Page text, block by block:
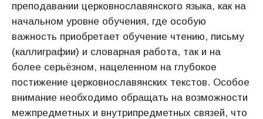
преподавании церковнославянского языка, как на
начальном уровне обучения, где особую
важность приобретает обучение чтению, письму
(каллиграфии) и словарная работа, так и на
более серьёзном, нацеленном на глубокое
постижение церковнославянских текстов. Особое
внимание необходимо обращать на возможности
межпредметных и внутрипредметных связей, что